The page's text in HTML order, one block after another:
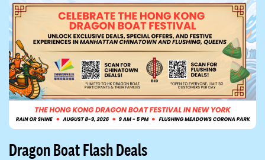
Dragon Boat Flash Deals